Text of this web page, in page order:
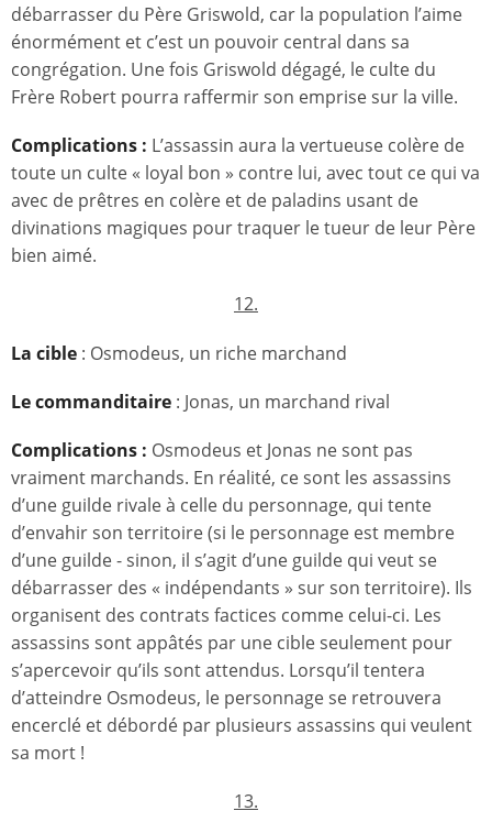
débarrasser du Père Griswold, car la population l’aime
énormément et c’est un pouvoir central dans sa
congrégation. Une fois Griswold dégagé, le culte du
Frère Robert pourra raffermir son emprise sur la ville.
Complications : L’assassin aura la vertueuse colère de
toute un culte « loyal bon » contre lui, avec tout ce qui va
avec de prêtres en colère et de paladins usant de
divinations magiques pour traquer le tueur de leur Père
bien aimé.
12.
La cible : Osmodeus, un riche marchand
Le commanditaire : Jonas, un marchand rival
Complications : Osmodeus et Jonas ne sont pas
vraiment marchands. En réalité, ce sont les assassins
d’une guilde rivale à celle du personnage, qui tente
d’envahir son territoire (si le personnage est membre
d’une guilde - sinon, il s’agit d’une guilde qui veut se
débarrasser des « indépendants » sur son territoire). Ils
organisent des contrats factices comme celui-ci. Les
assassins sont appâtés par une cible seulement pour
s’apercevoir qu’ils sont attendus. Lorsqu’il tentera
d’atteindre Osmodeus, le personnage se retrouvera
encerclé et débordé par plusieurs assassins qui veulent
sa mort !
13.